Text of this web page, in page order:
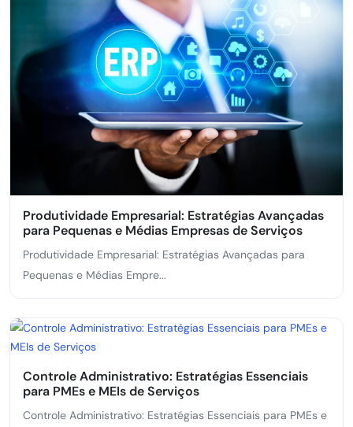
Produtividade Empresarial: Estratégias Avançadas
para Pequenas e Médias Empresas de Serviços
Produtividade Empresarial: Estratégias Avançadas para
Pequenas e Médias Empre...
Controle Administrativo: Estratégias Essenciais
para PMEs e MEIs de Serviços
Controle Administrativo: Estratégias Essenciais para PMEs e